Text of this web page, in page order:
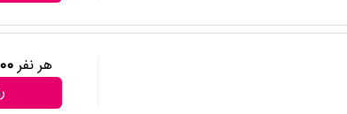
هر نفر